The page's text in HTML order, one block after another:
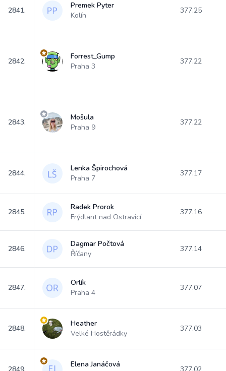
2841.
Premek Pyter
Kolín
377.25
2842.
Forrest_Gump
Praha 3
377.22
2843.
Mošula
Praha 9
377.22
2844.
Lenka Špirochová
Praha 7
377.17
2845.
Radek Prorok
Frýdlant nad Ostravicí
377.16
2846.
Dagmar Počtová
Říčany
377.14
2847.
Orlík
Praha 4
377.07
2848.
Heather
Velké Hostěrádky
377.03
Elena Janáčová